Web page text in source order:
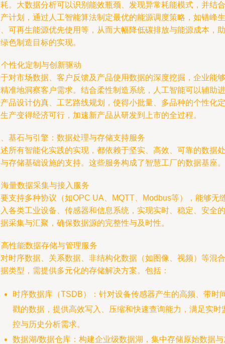
。大数据分析可以识别能效瓶颈、发现异常耗能模式，并结合
计划，通过人工智能算法制定最优的能源调度策略，如错峰生
可再生能源优先使用等，从而大幅降低碳排放与能源成本，助
色制造目标的实现。
性化定制与创新驱动
对市场数据、客户反馈及产品使用数据的深度挖掘，企业能够
准地洞察客户需求。结合柔性制造系统，人工智能可以辅助进
品设计仿真、工艺路线规划，使得小批量、多品种的个性化定
产变得经济可行，加速新产品从研发到上市的全过程。
基石与引擎：数据处理与存储支持服务
所有智能化实践的实现，都依赖于坚实、高效、可靠的数据处
存储基础设施的支持。这些服务构成了智慧工厂的数据基座。
量数据采集与接入服务
支持多种协议（如OPC UA、MQTT、Modbus等），能够无
各类工业设备、传感器和信息系统，实现实时、稳定、安全的
采集与汇聚，确保数据源的完整性与及时性。
性能数据存储与管理服务
时序数据、关系数据、非结构化数据（如图像、视频）等混合
类型，需提供多元化的存储解决方案。包括：
时序数据库（TSDB）：针对设备传感器产生的高频、带时
戳的数据，提供高效写入、压缩和快速查询能力，满足实时
控与历史分析需求。
数据湖/数据仓库：构建企业级数据湖，集中存储原始数据与